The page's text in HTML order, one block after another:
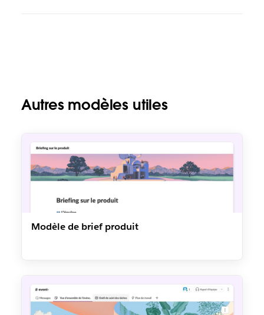
Autres modèles utiles
Modèle de brief produit